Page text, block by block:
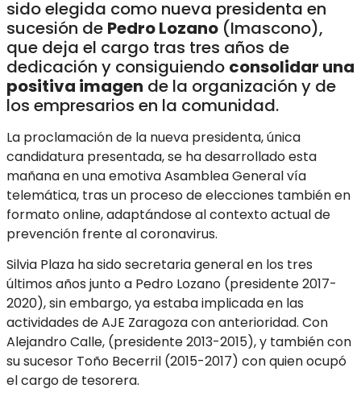
sido elegida como nueva presidenta en
sucesión de Pedro Lozano (Imascono),
que deja el cargo tras tres años de
dedicación y consiguiendo consolidar una
positiva imagen de la organización y de
los empresarios en la comunidad.
La proclamación de la nueva presidenta, única
candidatura presentada, se ha desarrollado esta
mañana en una emotiva Asamblea General vía
telemática, tras un proceso de elecciones también en
formato online, adaptándose al contexto actual de
prevención frente al coronavirus.
Silvia Plaza ha sido secretaria general en los tres
últimos años junto a Pedro Lozano (presidente 2017-
2020), sin embargo, ya estaba implicada en las
actividades de AJE Zaragoza con anterioridad. Con
Alejandro Calle, (presidente 2013-2015), y también con
su sucesor Toño Becerril (2015-2017) con quien ocupó
el cargo de tesorera.